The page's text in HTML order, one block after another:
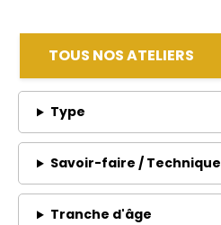
TOUS NOS ATELIERS
Type
Savoir-faire / Technique
Tranche d'âge